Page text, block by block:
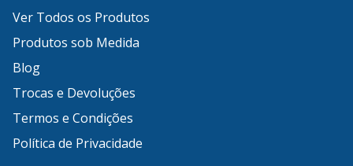
Ver Todos os Produtos
Produtos sob Medida
Blog
Trocas e Devoluções
Termos e Condições
Política de Privacidade